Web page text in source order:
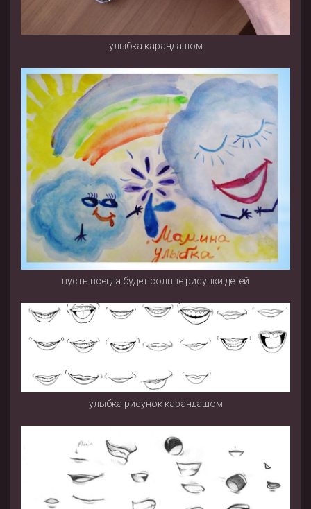
улыбка карандашом
пусть всегда будет солнце рисунки детей
улыбка рисунок карандашом